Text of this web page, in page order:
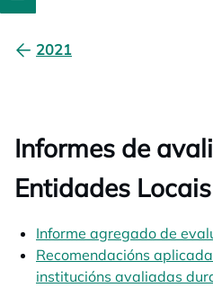
2021
Informes de
Entidades Locais
Informe agregado de
Recomendacións
institucións avaliadas